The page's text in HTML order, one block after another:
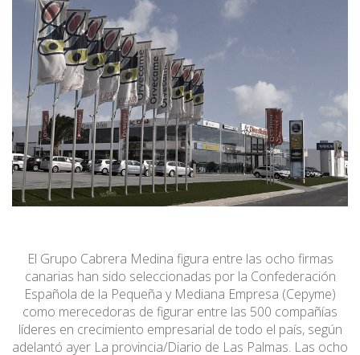
El Grupo Cabrera Medina figura entre las ocho firmas
canarias han sido seleccionadas por la Confederación
Española de la Pequeña y Mediana Empresa (Cepyme)
como merecedoras de figurar entre las 500 compañías
líderes en crecimiento empresarial de todo el país, según
adelantó ayer La provincia/Diario de Las Palmas. Las ocho